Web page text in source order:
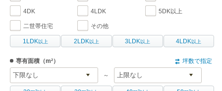
4DK 4LDK 5DK以上
二世帯住宅 その他
1LDK 以上 2LDK 以上 3LDK 以上 4LDK 以上
専有面積（m²） 坪数で指定
～